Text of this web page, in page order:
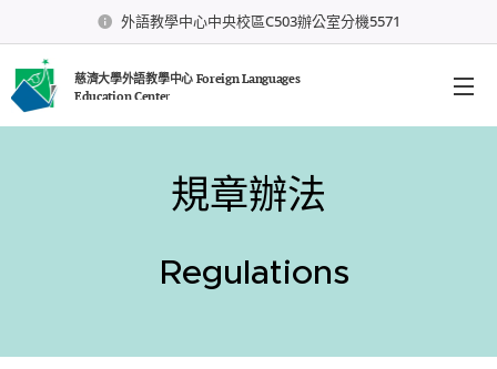
外語教學中心中央校區C503辦公室分機5571
慈濟大學外語教學中心 Foreign Languages
Education Center
規章辦法
Regulations